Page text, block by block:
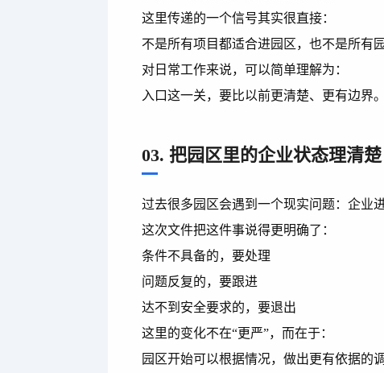
这里传递的一个信号其实很直接：
不是所有项目都适合进园区，也不是所有
对日常工作来说，可以简单理解为：
入口这一关，要比以前更清楚、更有边界。
03. 把园区里的企业状态理清
过去很多园区会遇到一个现实问题：企业
这次文件把这件事说得更明确了：
条件不具备的，要处理
问题反复的，要跟进
达不到安全要求的，要退出
这里的变化不在“更严”，而在于：
园区开始可以根据情况，做出更有依据的调